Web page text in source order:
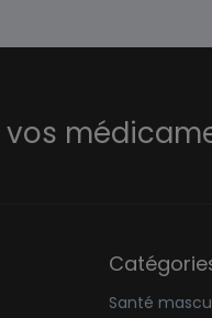
vos
Santé